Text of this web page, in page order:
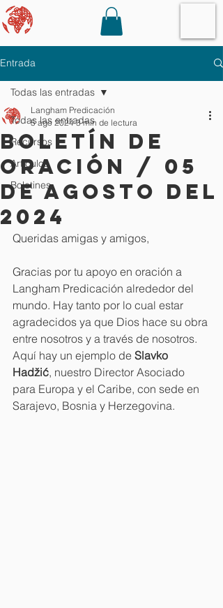
Entrada
Todas las entradas
Recursos
Artículos
Boletines
Todas las entradas
Boletín de
oración / 05
de agosto del
2024
Langham Predicación
5 ago 2024 3 min de lectura
Queridas amigas y amigos,
Gracias por tu apoyo en oración a
Langham Predicación alrededor del
mundo. Hay tanto por lo cual estar
agradecidos ya que Dios hace su obra
entre nosotros y a través de nosotros.
Aquí hay un ejemplo de Slavko
Hadžić, nuestro Director Asociado
para Europa y el Caribe, con sede en
Sarajevo, Bosnia y Herzegovina.